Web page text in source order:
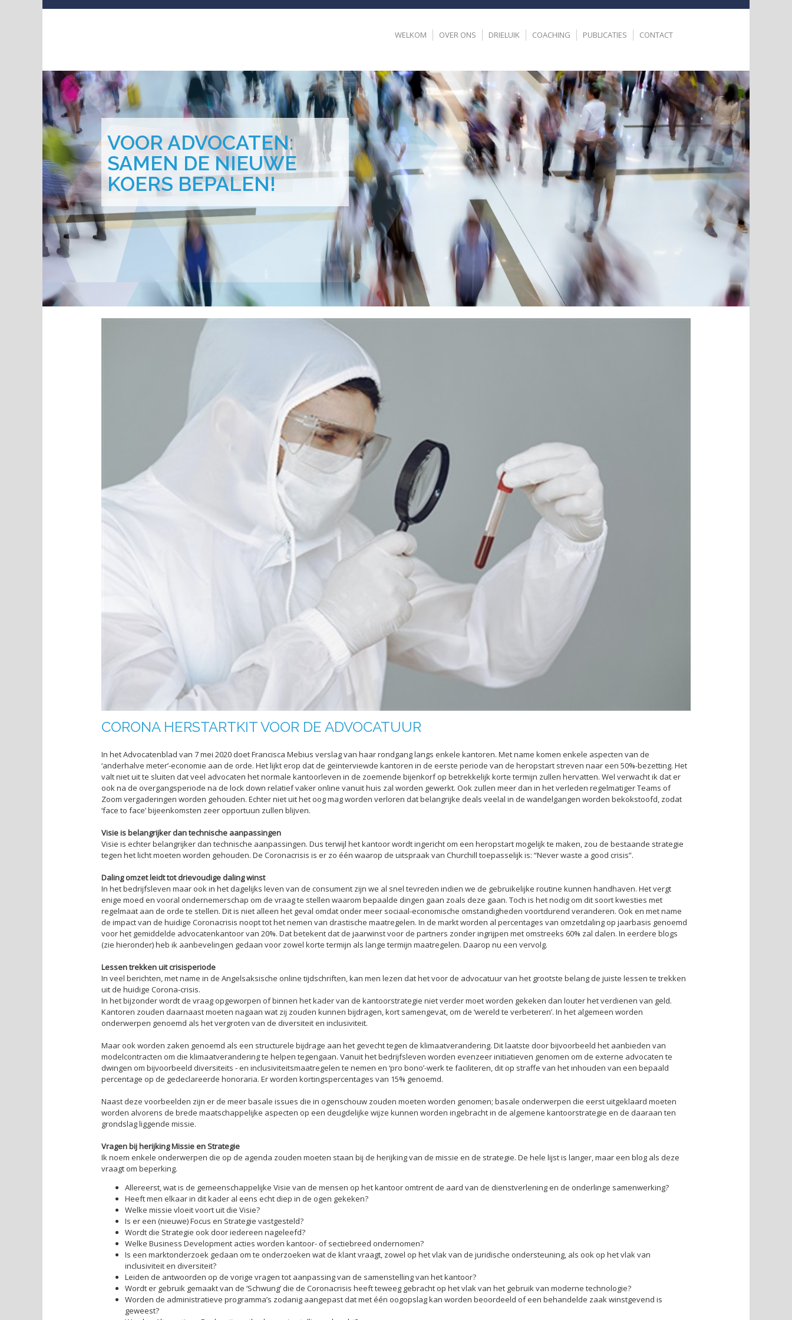
WELKOM OVER ONS DRIELUIK COACHING PUBLICATIES CONTACT
VOOR ADVOCATEN:
SAMEN DE NIEUWE
KOERS BEPALEN!
CORONA HERSTARTKIT VOOR DE ADVOCATUUR
In het Advocatenblad van 7 mei 2020 doet Francisca Mebius verslag van haar rondgang langs enkele kantoren. Met name komen enkele aspecten van de
‘anderhalve meter’-economie aan de orde. Het lijkt erop dat de geïnterviewde kantoren in de eerste periode van de heropstart streven naar een 50%-bezetting. Het
valt niet uit te sluiten dat veel advocaten het normale kantoorleven in de zoemende bijenkorf op betrekkelijk korte termijn zullen hervatten. Wel verwacht ik dat er
ook na de overgangsperiode na de lock down relatief vaker online vanuit huis zal worden gewerkt. Ook zullen meer dan in het verleden regelmatiger Teams of
Zoom vergaderingen worden gehouden. Echter niet uit het oog mag worden verloren dat belangrijke deals veelal in de wandelgangen worden bekokstoofd, zodat
‘face to face’ bijeenkomsten zeer opportuun zullen blijven.
Visie is belangrijker dan technische aanpassingen
Visie is echter belangrijker dan technische aanpassingen. Dus terwijl het kantoor wordt ingericht om een heropstart mogelijk te maken, zou de bestaande strategie
tegen het licht moeten worden gehouden. De Coronacrisis is er zo één waarop de uitspraak van Churchill toepasselijk is: “Never waste a good crisis”.
Daling omzet leidt tot drievoudige daling winst
In het bedrijfsleven maar ook in het dagelijks leven van de consument zijn we al snel tevreden indien we de gebruikelijke routine kunnen handhaven. Het vergt
enige moed en vooral ondernemerschap om de vraag te stellen waarom bepaalde dingen gaan zoals deze gaan. Toch is het nodig om dit soort kwesties met
regelmaat aan de orde te stellen. Dit is niet alleen het geval omdat onder meer sociaal-economische omstandigheden voortdurend veranderen. Ook en met name
de impact van de huidige Coronacrisis noopt tot het nemen van drastische maatregelen. In de markt worden al percentages van omzetdaling op jaarbasis genoemd
voor het gemiddelde advocatenkantoor van 20%. Dat betekent dat de jaarwinst voor de partners zonder ingrijpen met omstreeks 60% zal dalen. In eerdere blogs
(zie hieronder) heb ik aanbevelingen gedaan voor zowel korte termijn als lange termijn maatregelen. Daarop nu een vervolg.
Lessen trekken uit crisisperiode
In veel berichten, met name in de Angelsaksische online tijdschriften, kan men lezen dat het voor de advocatuur van het grootste belang de juiste lessen te trekken
uit de huidige Corona-crisis.
In het bijzonder wordt de vraag opgeworpen of binnen het kader van de kantoorstrategie niet verder moet worden gekeken dan louter het verdienen van geld.
Kantoren zouden daarnaast moeten nagaan wat zij zouden kunnen bijdragen, kort samengevat, om de ‘wereld te verbeteren’. In het algemeen worden
onderwerpen genoemd als het vergroten van de diversiteit en inclusiviteit.
Maar ook worden zaken genoemd als een structurele bijdrage aan het gevecht tegen de klimaatverandering. Dit laatste door bijvoorbeeld het aanbieden van
modelcontracten om die klimaatverandering te helpen tegengaan. Vanuit het bedrijfsleven worden evenzeer initiatieven genomen om de externe advocaten te
dwingen om bijvoorbeeld diversiteits - en inclusiviteitsmaatregelen te nemen en ‘pro bono’-werk te faciliteren, dit op straffe van het inhouden van een bepaald
percentage op de gedeclareerde honoraria. Er worden kortingspercentages van 15% genoemd.
Naast deze voorbeelden zijn er de meer basale issues die in ogenschouw zouden moeten worden genomen; basale onderwerpen die eerst uitgeklaard moeten
worden alvorens de brede maatschappelijke aspecten op een deugdelijke wijze kunnen worden ingebracht in de algemene kantoorstrategie en de daaraan ten
grondslag liggende missie.
Vragen bij herijking Missie en Strategie
Ik noem enkele onderwerpen die op de agenda zouden moeten staan bij de herijking van de missie en de strategie. De hele lijst is langer, maar een blog als deze
vraagt om beperking.
Allereerst, wat is de gemeenschappelijke Visie van de mensen op het kantoor omtrent de aard van de dienstverlening en de onderlinge samenwerking?
Heeft men elkaar in dit kader al eens echt diep in de ogen gekeken?
Welke missie vloeit voort uit die Visie?
Is er een (nieuwe) Focus en Strategie vastgesteld?
Wordt die Strategie ook door iedereen nageleefd?
Welke Business Development acties worden kantoor- of sectiebreed ondernomen?
Is een marktonderzoek gedaan om te onderzoeken wat de klant vraagt, zowel op het vlak van de juridische ondersteuning, als ook op het vlak van
inclusiviteit en diversiteit?
Leiden de antwoorden op de vorige vragen tot aanpassing van de samenstelling van het kantoor?
Wordt er gebruik gemaakt van de ‘Schwung’ die de Coronacrisis heeft teweeg gebracht op het vlak van het gebruik van moderne technologie?
Worden de administratieve programma’s zodanig aangepast dat met één oogopslag kan worden beoordeeld of een behandelde zaak winstgevend is
geweest?